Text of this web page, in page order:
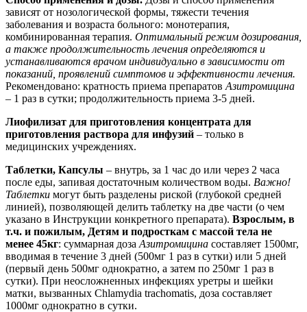
зависят от нозологической формы, тяжести течения
заболевания и возраста больного: монотерапия,
комбинированная терапия. Оптимальный режим дозирования,
а также продолжительность лечения определяются и
устанавливаются врачом индивидуально в зависимости от
показаний, проявлений симптомов и эффективности лечения.
Рекомендовано: кратность приема препаратов Азитромицина
– 1 раз в сутки; продолжительность приема 3-5 дней.
Лиофилизат для приготовления концентрата для
приготовления раствора для инфузий – только в
медицинских учреждениях.
Таблетки, Капсулы – внутрь, за 1 час до или через 2 часа
после еды, запивая достаточным количеством воды. Важно!
Таблетки могут быть разделены риской (глубокой средней
линией), позволяющей делить таблетку на две части (о чем
указано в Инструкции конкретного препарата). Взрослым, в
т.ч. и пожилым, Детям и подросткам с массой тела не
менее 45кг: суммарная доза Азитромицина составляет 1500мг,
вводимая в течение 3 дней (500мг 1 раз в сутки) или 5 дней
(первый день 500мг однократно, а затем по 250мг 1 раз в
сутки). При неосложненных инфекциях уретры и шейки
матки, вызванных Chlamydia trachomatis, доза составляет
1000мг однократно в сутки.